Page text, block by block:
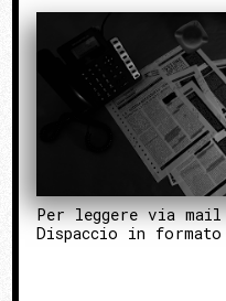
Per leggere via
Dispaccio in formato